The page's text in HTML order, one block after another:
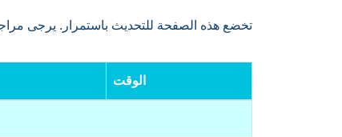
تخضع هذه الصفحة للتحديث باستمرار. يرجى
الوقت